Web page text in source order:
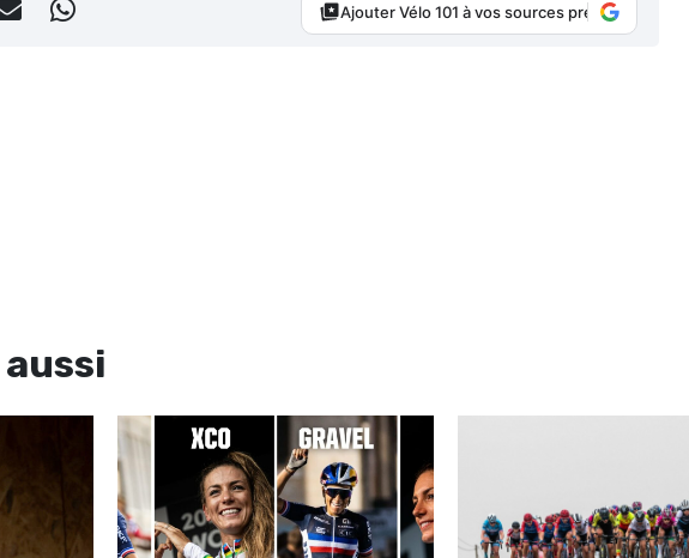
Ajouter Vélo 101 à vos sources préférées
aussi